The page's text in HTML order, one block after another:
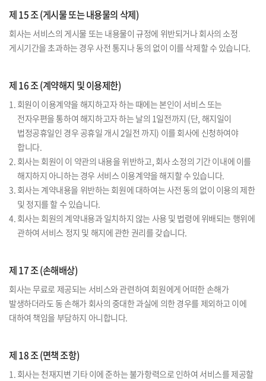
제 15 조 (게시물 또는 내용물의 삭제)
회사는 서비스의 게시물 또는 내용물이 규정에 위반되거나 회사의 소정
게시기간을 초과하는 경우 사전 통지나 동의 없이 이를 삭제할 수 있습니다.
제 16 조 (계약해지 및 이용제한)
1. 회원이 이용계약을 해지하고자 하는 때에는 본인이 서비스 또는
전자우편을 통하여 해지하고자 하는 날의 1일전까지 (단, 해지일이
법정공휴일인 경우 공휴일 개시 2일전 까지) 이를 회사에 신청하여야
합니다.
2. 회사는 회원이 이 약관의 내용을 위반하고, 회사 소정의 기간 이내에 이를
해지하지 아니하는 경우 서비스 이용계약을 해지할 수 있습니다.
3. 회사는 계약내용을 위반하는 회원에 대하여는 사전 동의 없이 이용의 제한
및 정지를 할 수 있습니다.
4. 회사는 회원의 계약내용과 일치하지 않는 사용 및 법령에 위배되는 행위에
관하여 서비스 정지 및 해지에 관한 권리를 갖습니다.
제 17 조 (손해배상)
회사는 무료로 제공되는 서비스와 관련하여 회원에게 어떠한 손해가
발생하더라도 동 손해가 회사의 중대한 과실에 의한 경우를 제외하고 이에
대하여 책임을 부담하지 아니합니다.
제 18 조 (면책 조항)
1. 회사는 천재지변 기타 이에 준하는 불가항력으로 인하여 서비스를 제공할